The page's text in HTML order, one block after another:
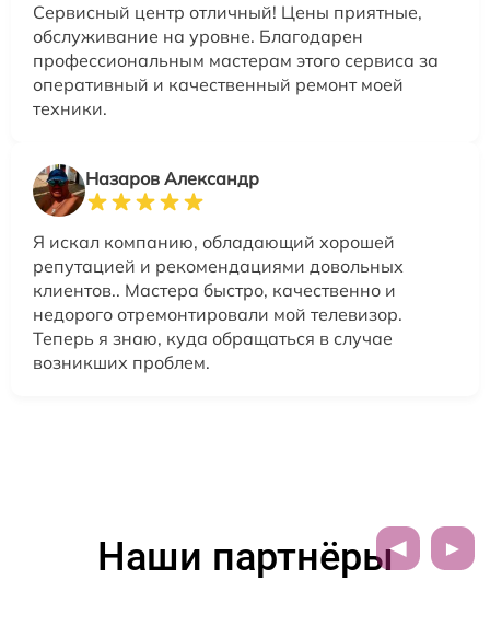
Сервисный центр отличный! Цены приятные,
обслуживание на уровне. Благодарен
профессиональным мастерам этого сервиса за
оперативный и качественный ремонт моей
техники.
Назаров Александр
Я искал компанию, обладающий хорошей
репутацией и рекомендациями довольных
клиентов.. Мастера быстро, качественно и
недорого отремонтировали мой телевизор.
Теперь я знаю, куда обращаться в случае
возникших проблем.
Наши партнёры